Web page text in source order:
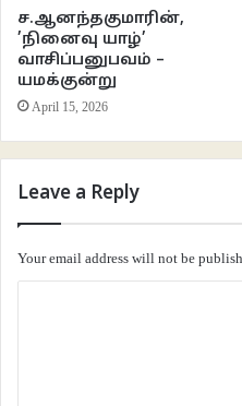
பிரியமவருக்கு.
அசலான வீரியத்தில்
மகேந்திரனைப்போல் தமிழ் சினிமாவில்
ச.ஆனந்தகுமாரின்,
’நினைவு யாழ்’
வாசிப்பனுபவம் –
யமக்குன்று
April 15, 2026
Leave a Reply
Your email address will not be